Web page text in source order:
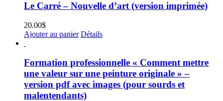
Le Carré – Nouvelle d’art (version imprimée)
20.00$
Ajouter au panier Détails
Formation professionnelle « Comment mettre
une valeur sur une peinture originale » –
version pdf avec images (pour sourds et
malentendants)